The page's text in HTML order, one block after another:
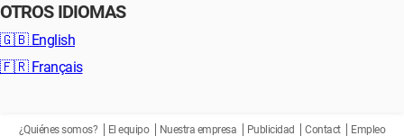
OTROS IDIOMAS
🇬🇧 English
🇫🇷 Français
¿Quiénes somos? El equipo Nuestra empresa Publicidad Contact Empleo